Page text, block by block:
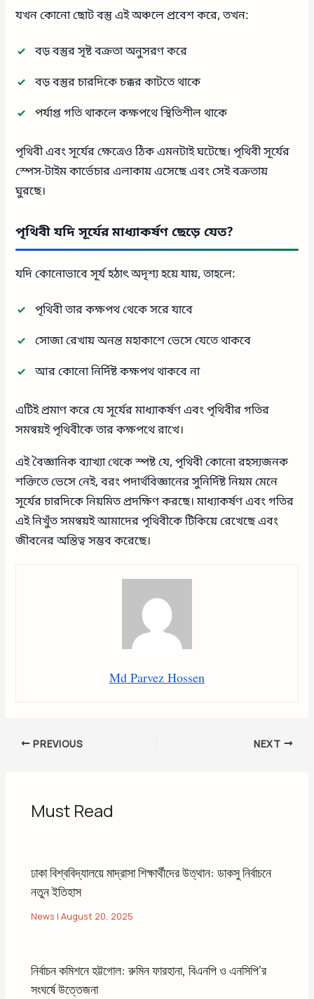
যখন কোনো ছোট বস্তু এই অঞ্চলে প্রবেশ করে, তখন:
বড় বস্তুর সৃষ্ট বক্রতা অনুসরণ করে
বড় বস্তুর চারদিকে চক্কর কাটতে থাকে
পর্যাপ্ত গতি থাকলে কক্ষপথে স্থিতিশীল থাকে
পৃথিবী এবং সূর্যের ক্ষেত্রেও ঠিক এমনটাই ঘটেছে। পৃথিবী সূর্যের
স্পেস-টাইম কার্ভেচার এলাকায় এসেছে এবং সেই বক্রতায়
ঘুরছে।
পৃথিবী যদি সূর্যের মাধ্যাকর্ষণ ছেড়ে যেত?
যদি কোনোভাবে সূর্য হঠাৎ অদৃশ্য হয়ে যায়, তাহলে:
পৃথিবী তার কক্ষপথ থেকে সরে যাবে
সোজা রেখায় অনন্ত মহাকাশে ভেসে যেতে থাকবে
আর কোনো নির্দিষ্ট কক্ষপথ থাকবে না
এটিই প্রমাণ করে যে সূর্যের মাধ্যাকর্ষণ এবং পৃথিবীর গতির
সমন্বয়ই পৃথিবীকে তার কক্ষপথে রাখে।
এই বৈজ্ঞানিক ব্যাখ্যা থেকে স্পষ্ট যে, পৃথিবী কোনো রহস্যজনক
শক্তিতে ভেসে নেই, বরং পদার্থবিজ্ঞানের সুনির্দিষ্ট নিয়ম মেনে
সূর্যের চারদিকে নিয়মিত প্রদক্ষিণ করছে। মাধ্যাকর্ষণ এবং গতির
এই নিখুঁত সমন্বয়ই আমাদের পৃথিবীকে টিকিয়ে রেখেছে এবং
জীবনের অস্তিত্ব সম্ভব করেছে।
Md Parvez Hossen
PREVIOUS NEXT
Must Read
ঢাকা বিশ্ববিদ্যালয়ে মাদ্রাসা শিক্ষার্থীদের উত্থান: ডাকসু নির্বাচনে
নতুন ইতিহাস
News |August 20, 2025
নির্বাচন কমিশনে হট্টগোল: রুমিন ফারহানা, বিএনপি ও এনসিপি’র
সংঘর্ষে উত্তেজনা